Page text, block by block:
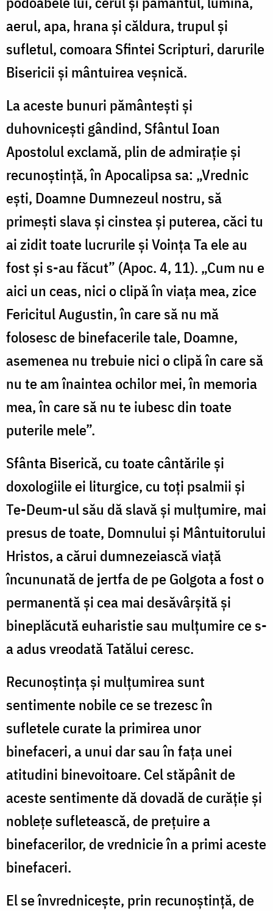
aerul, apa, hrana şi căldura, trupul şi
sufletul, comoara Sfintei Scripturi, darurile
Bisericii şi mântuirea veşnică.
La aceste bunuri pământeşti şi
duhovniceşti gândind, Sfântul Ioan
Apostolul exclamă, plin de admiraţie şi
recunoştinţă, în Apocalipsa sa: „Vrednic
eşti, Doamne Dumnezeul nostru, să
primeşti slava şi cinstea şi puterea, căci tu
ai zidit toate lucrurile şi Voinţa Ta ele au
fost şi s-au făcut” (Apoc. 4, 11). „Cum nu e
aici un ceas, nici o clipă în viaţa mea, zice
Fericitul Augustin, în care să nu mă
folosesc de binefacerile tale, Doamne,
asemenea nu trebuie nici o clipă în care să
nu te am înaintea ochilor mei, în memoria
mea, în care să nu te iubesc din toate
puterile mele”.
Sfânta Biserică, cu toate cântările şi
doxologiile ei liturgice, cu toţi psalmii şi
Te-Deum-ul său dă slavă şi mulţumire, mai
presus de toate, Domnului şi Mântuitorului
Hristos, a cărui dumnezeiască viaţă
încununată de jertfa de pe Golgota a fost o
permanentă şi cea mai desăvârşită şi
bineplăcută euharistie sau mulţumire ce s-
a adus vreodată Tatălui ceresc.
Recunoştinţa şi mulţumirea sunt
sentimente nobile ce se trezesc în
sufletele curate la primirea unor
binefaceri, a unui dar sau în faţa unei
atitudini binevoitoare. Cel stăpânit de
aceste sentimente dă dovadă de curăţie şi
nobleţe sufletească, de preţuire a
binefacerilor, de vrednicie în a primi aceste
binefaceri.
El se învredniceşte, prin recunoştinţă, de